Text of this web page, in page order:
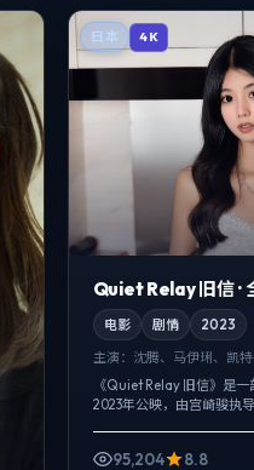
日本 4K
Quiet Relay 旧信 ·
电影 剧情
2023
主演： 沈腾、马伊琍、凯
《Quiet Relay 旧信》是一
2023年公映，由宫崎骏执
95,204 8.8